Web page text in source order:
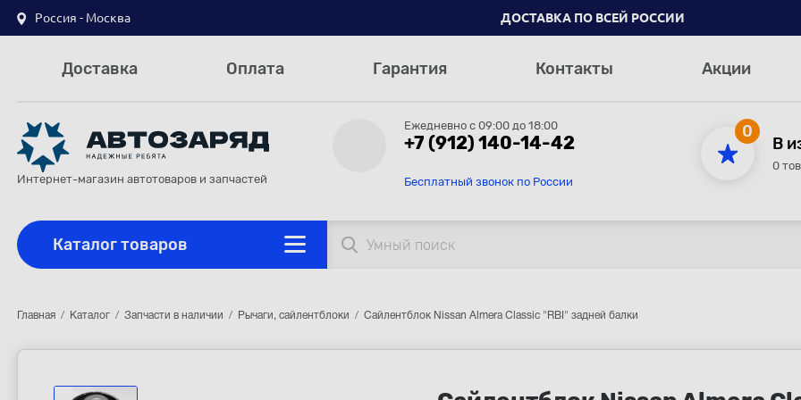
Россия - Москва ДОСТАВКА ПО ВСЕЙ РОССИИ
Доставка Оплата Гарантия Контакты Акции
Интернет-магазин автотоваров и запчастей
Ежедневно с 09:00 до 18:00
+7 (912) 140-14-42
Бесплатный звонок по России
0
В
0
Каталог товаров
Главная Каталог Запчасти в наличии Рычаги, сайлентблоки Сайлентблок Nissan Almera Classic "RBI" задней балки